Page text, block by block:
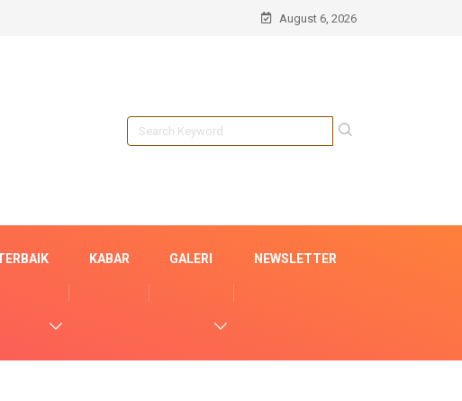
August 6, 2026
KABAR GALERI NEWSLETTER